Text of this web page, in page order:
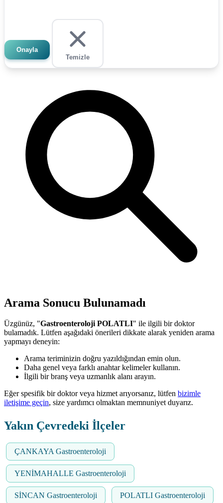
Onayla
Temizle
Arama Sonucu Bulunamadı
Üzgünüz, "Gastroenteroloji POLATLI" ile ilgili bir doktor
bulamadık. Lütfen aşağıdaki önerileri dikkate alarak yeniden arama
yapmayı deneyin:
Arama teriminizin doğru yazıldığından emin olun.
Daha genel veya farklı anahtar kelimeler kullanın.
İlgili bir branş veya uzmanlık alanı arayın.
Eğer spesifik bir doktor veya hizmet arıyorsanız, lütfen bizimle
iletişime geçin, size yardımcı olmaktan memnuniyet duyarız.
Yakın Çevredeki İlçeler
ÇANKAYA Gastroenteroloji
YENİMAHALLE Gastroenteroloji
SİNCAN Gastroenteroloji POLATLI Gastroenteroloji